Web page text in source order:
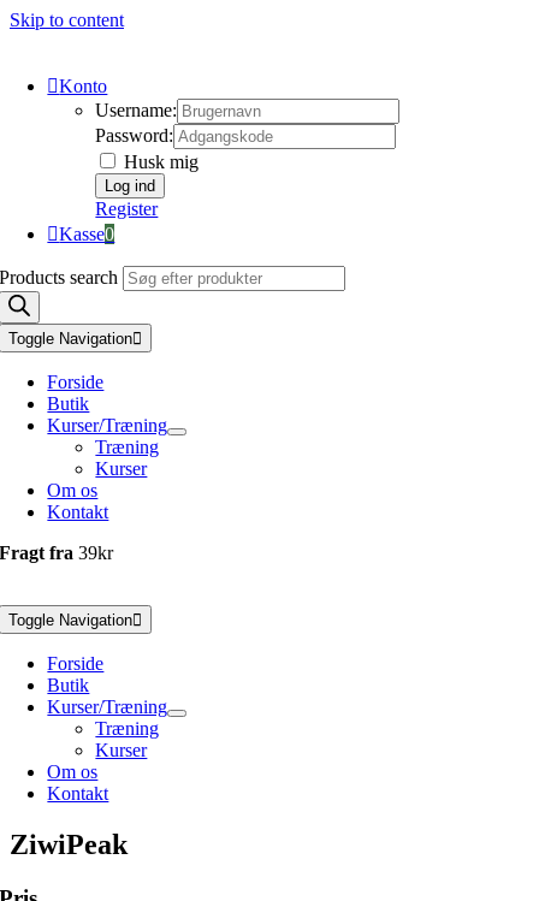
Skip to content
Konto
Username:
Password:
Husk mig
Register
Kasse0
Products search
Toggle Navigation
Forside
Butik
Kurser/Træning
Træning
Kurser
Om os
Kontakt
Fragt fra39kr
Toggle Navigation
Forside
Butik
Kurser/Træning
Træning
Kurser
Om os
Kontakt
ZiwiPeak